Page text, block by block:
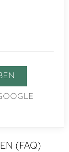
(FAQ)